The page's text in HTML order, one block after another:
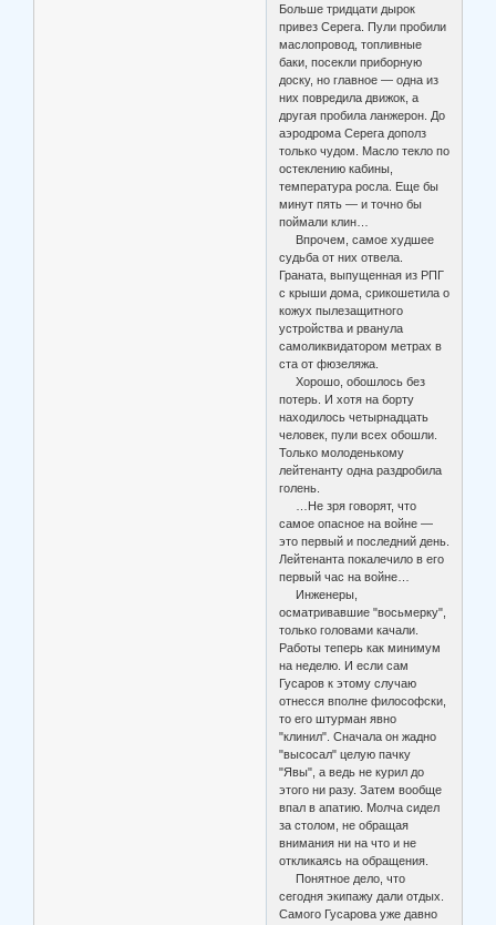
Больше тридцати дырок
привез Серега. Пули пробили
маслопровод, топливные
баки, посекли приборную
доску, но главное — одна из
них повредила движок, а
другая пробила ланжерон. До
аэродрома Серега дополз
только чудом. Масло текло по
остеклению кабины,
температура росла. Еще бы
минут пять — и точно бы
поймали клин…
Впрочем, самое худшее
судьба от них отвела.
Граната, выпущенная из РПГ
с крыши дома, срикошетила о
кожух пылезащитного
устройства и рванула
самоликвидатором метрах в
ста от фюзеляжа.
Хорошо, обошлось без
потерь. И хотя на борту
находилось четырнадцать
человек, пули всех обошли.
Только молоденькому
лейтенанту одна раздробила
голень.
…Не зря говорят, что
самое опасное на войне —
это первый и последний день.
Лейтенанта покалечило в его
первый час на войне…
Инженеры,
осматривавшие "восьмерку",
только головами качали.
Работы теперь как минимум
на неделю. И если сам
Гусаров к этому случаю
отнесся вполне философски,
то его штурман явно
"клинил". Сначала он жадно
"высосал" целую пачку
"Явы", а ведь не курил до
этого ни разу. Затем вообще
впал в апатию. Молча сидел
за столом, не обращая
внимания ни на что и не
откликаясь на обращения.
Понятное дело, что
сегодня экипажу дали отдых.
Самого Гусарова уже давно